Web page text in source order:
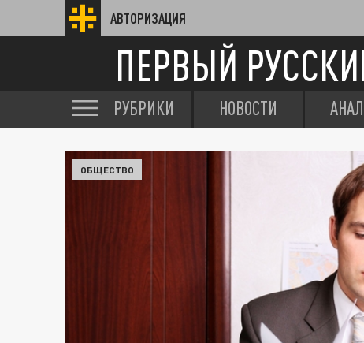
АВТОРИЗАЦИЯ
ПЕРВЫЙ
РУБРИКИ НОВОСТИ
ОБЩЕСТВО